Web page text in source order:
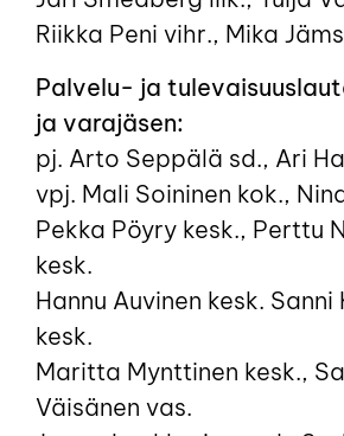
Riikka Peni vihr., Mika
Palvelu- ja
ja varajäsen:
pj. Arto Seppälä sd., Ari
vpj. Mali Soininen kok.,
Pekka Pöyry kesk., Perttu
kesk.
Hannu Auvinen kesk.
kesk.
Maritta Mynttinen kesk.,
Väisänen vas.